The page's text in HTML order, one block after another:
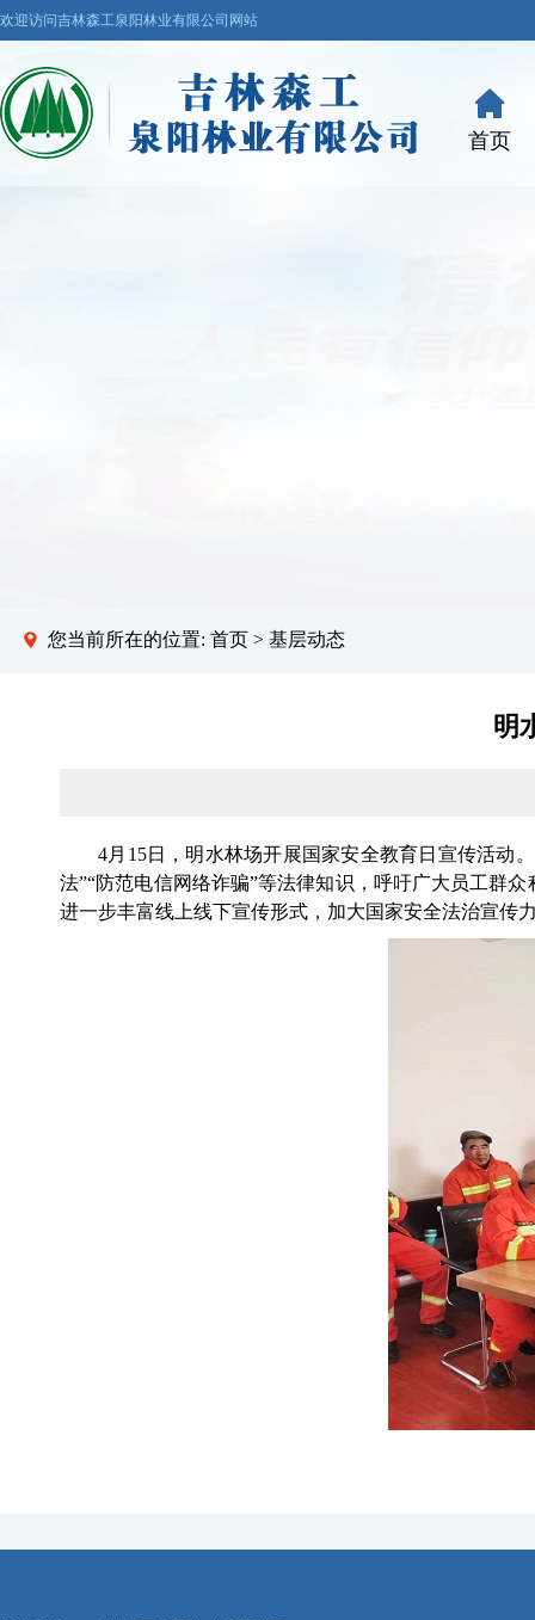
欢迎访问吉林森工泉阳林业有限公司网站
首页
您当前所在的位置: 首页 > 基层动态
明
4月15日，明水林场开展国家安全教育日宣传活动
法”“防范电信网络诈骗”等法律知识，呼吁广大员工群
进一步丰富线上线下宣传形式，加大国家安全法治宣传